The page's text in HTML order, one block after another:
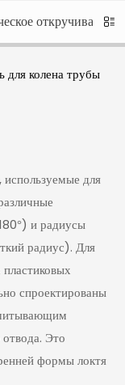
для колена трубы
для
и радиусы
радиус). Для
спроектированы
Это
формы локтя